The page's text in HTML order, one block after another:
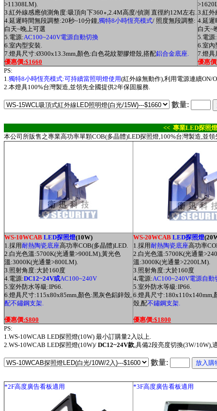
>11308LM).
3.紅外線感應偵測角度:吸頂向下360 ∘,2.4M高度/偵測 直徑約12M左右.
4.延遲時間無段調整:20秒~10分鐘,獨特8小時恆亮模式/ 照度無段調整:
白天~晚上可選
5.電源:AC100~240V電源自動切換
6.室內型安裝.
7.燈具尺寸:Ø300x13.3mm,顏色:白色花紋塑膠燈殼,搭配鋁合金底座.
優惠價:$1660
>
3.紅外
4.延遲
白天~
5.電源:
6.室內
7.燈具
優惠價
PS:
1.獨特8小時恆亮模式:可持續當照明燈使用(紅外線無動作),利用電源連續ON/
2.本燈具100%台灣製造,並領先全國提供2年保固服務.
數量:
<< 專業LED探照
本公司所販售之專業高功率單顆COB(多晶體)LED探照燈,100%台灣製造,並
WS-10WCAB LED探照燈(10W)
1.採用耐熱陶瓷底座高功率COB(多晶體)LED.
2.白光色溫:5700K(光通量>900LM),黃光色
溫:3000K(光通量>800LM).
3.照射角度:大於160度
4.電源:DC12~24V或AC100~240V
5.室外防水等級:IP66.
6.燈具尺寸:115x80x85mm,顏色:黑灰色鋁鋅殼,
配不鏽鋼支架.
優惠價:$800
WS-20WCAB LED探照燈
1.採用耐熱陶瓷底座高功率
2.白光色溫:5700K(光通量
溫:3000K(光通量>2200LM).
3.照射角度:大於160度
4.電源:AC100~240V電源自動
5.室外防水等級:IP66.
6.燈具尺寸:180x110x140mm,
殼,配不鏽鋼支架.
優惠價:$1800
PS:
1.WS-10WCAB LED探照燈(10W) 最小訂購量2入以上.
2.WS-10WCAB LED探照燈(10W)/ DC12~24V款,具備2段亮度切換(3W/10W),
數量:
*2F高度廣告看板適用 *3F高度廣告看板適用